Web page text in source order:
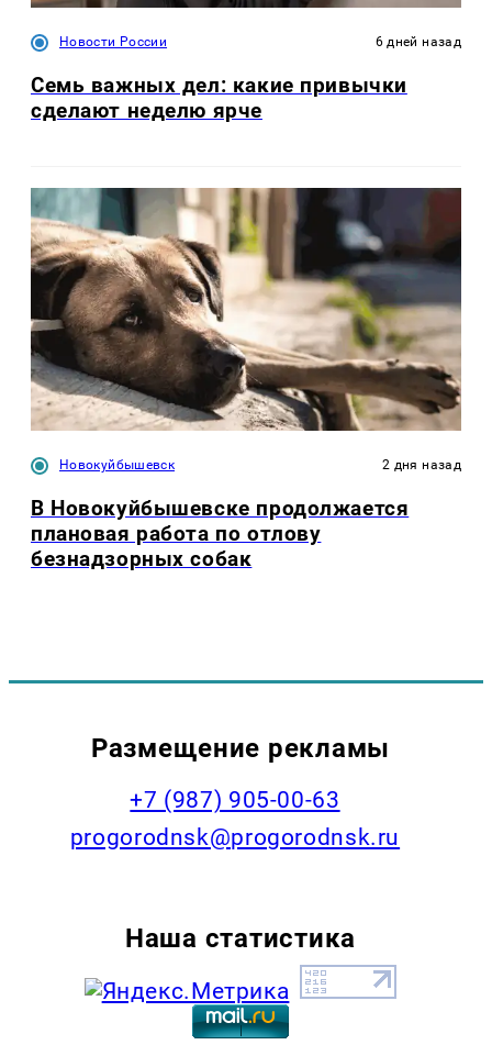
Новости России 6 дней назад
Семь важных дел: какие привычки
сделают неделю ярче
Новокуйбышевск 2 дня назад
В Новокуйбышевске продолжается
плановая работа по отлову
безнадзорных собак
Размещение рекламы
+7 (987) 905-00-63
progorodnsk@progorodnsk.ru
Наша статистика